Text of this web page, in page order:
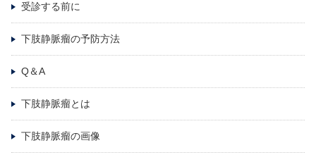
受診する前に
下肢静脈瘤の予防方法
Q＆A
下肢静脈瘤とは
下肢静脈瘤の画像